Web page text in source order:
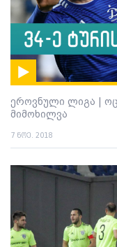
ეროვნული ლიგა |
მიმოხილვა
7 ნოე. 2018